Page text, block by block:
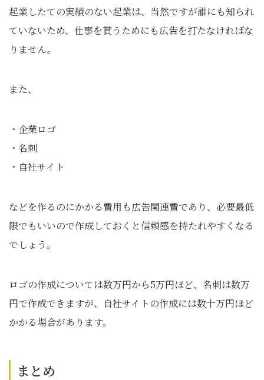
起業したての実績のない起業は、当然ですが誰にも知られ
ていないため、仕事を貰うためにも広告を打たなければな
りません。
また、
・企業ロゴ
・名刺
・自社サイト
などを作るのにかかる費用も広告関連費であり、必要最低
限でもいいので作成しておくと信頼感を持たれやすくなる
でしょう。
ロゴの作成については数万円から5万円ほど、名刺は数万
円で作成できますが、自社サイトの作成には数十万円ほど
かかる場合があります。
まとめ